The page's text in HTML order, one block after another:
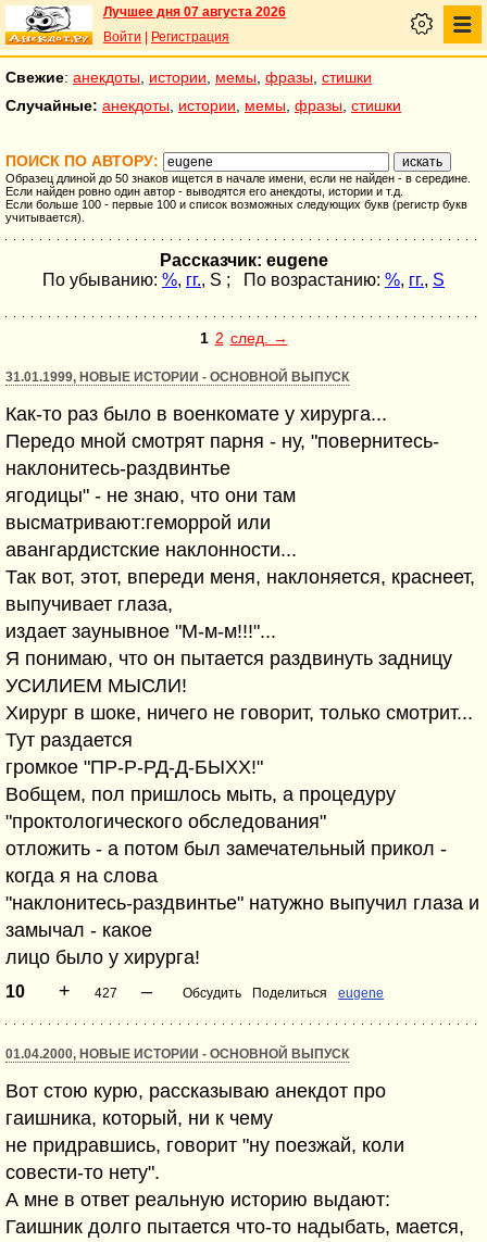
Лучшее дня 07 августа 2026
Войти
Регистрация
Свежие: анекдоты истории мемы фразы стишки
Случайные: анекдоты истории мемы фразы стишки
ПОИСК ПО АВТОРУ:
Образец длиной до 50 знаков ищется в начале имени, если не найден - в середине.
Если найден ровно один автор - выводятся его анекдоты, истории и т.д.
Если больше 100 - первые 100 и список возможных следующих букв (регистр букв
учитывается).
Рассказчик: eugene
По убыванию: %, гг., S ; По возрастанию: %, гг., S
1 2 след. →
31.01.1999, НОВЫЕ ИСТОРИИ - ОСНОВНОЙ ВЫПУСК
Как-то раз было в военкомате у хирурга...
Передо мной смотрят парня - ну, "повернитесь-
наклонитесь-раздвинтье
ягодицы" - не знаю, что они там
высматривают:геморрой или
авангардистские наклонности...
Так вот, этот, впереди меня, наклоняется, краснеет,
выпучивает глаза,
издает заунывное "М-м-м!!!"...
Я понимаю, что он пытается раздвинуть задницу
УСИЛИЕМ МЫСЛИ!
Хирург в шоке, ничего не говорит, только смотрит...
Тут раздается
громкое "ПР-Р-РД-Д-БЫХХ!"
Вобщем, пол пришлось мыть, а процедуру
"проктологического обследования"
отложить - а потом был замечательный прикол -
когда я на слова
"наклонитесь-раздвинтье" натужно выпучил глаза и
замычал - какое
лицо было у хирурга!
10 + 427 – Обсудить Поделиться eugene
01.04.2000, НОВЫЕ ИСТОРИИ - ОСНОВНОЙ ВЫПУСК
Вот стою курю, рассказываю анекдот про
гаишника, который, ни к чему
не придравшись, говорит "ну поезжай, коли
совести-то нету".
А мне в ответ реальную историю выдают:
Гаишник долго пытается что-то надыбать, мается,